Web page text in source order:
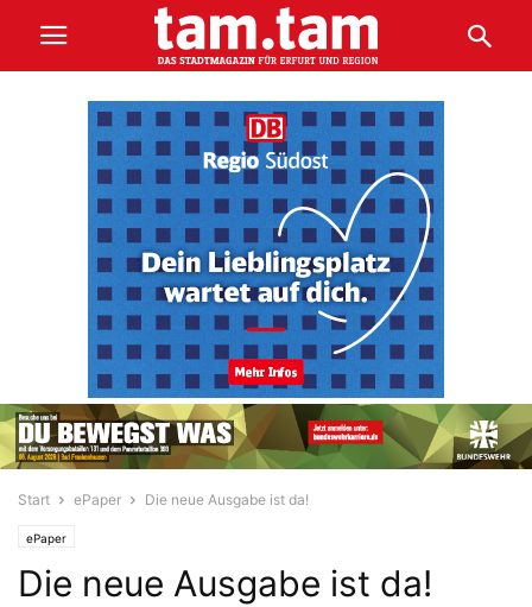
Start ePaper Die neue Ausgabe ist da!
ePaper
Die neue Ausgabe ist da!